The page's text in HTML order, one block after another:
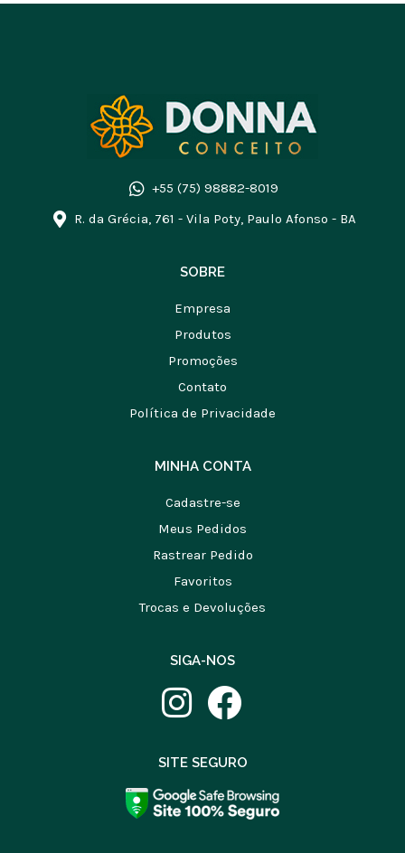
+55 (75) 98882-8019
R. da Grécia, 761 - Vila Poty, Paulo Afonso - BA
SOBRE
Empresa
Produtos
Promoções
Contato
Política de Privacidade
MINHA CONTA
Cadastre-se
Meus Pedidos
Rastrear Pedido
Favoritos
Trocas e Devoluções
SIGA-NOS
SITE SEGURO